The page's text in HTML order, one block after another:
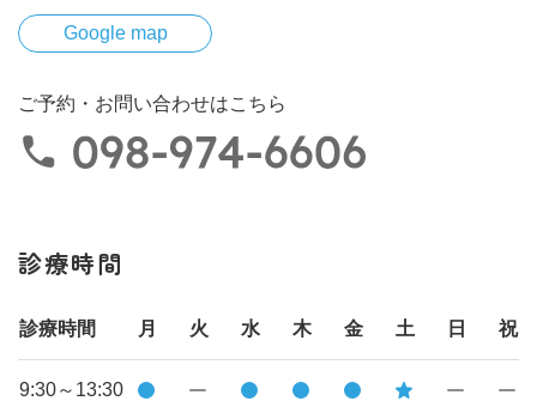
ご予約・お問い合わせはこちら
Google map
診療時間
診療時間 月 火 水 木 金 土 日 祝
9:30～13:30